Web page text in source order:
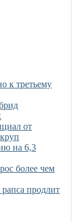
к третьему
от
на 6,3
более чем
рапса продлит